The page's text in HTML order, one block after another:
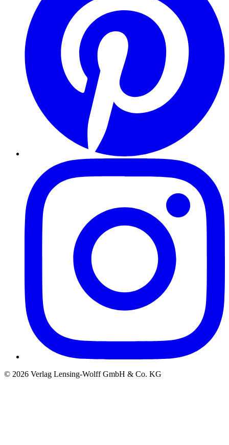
© 2026 Verlag Lensing-Wolff GmbH & Co. KG